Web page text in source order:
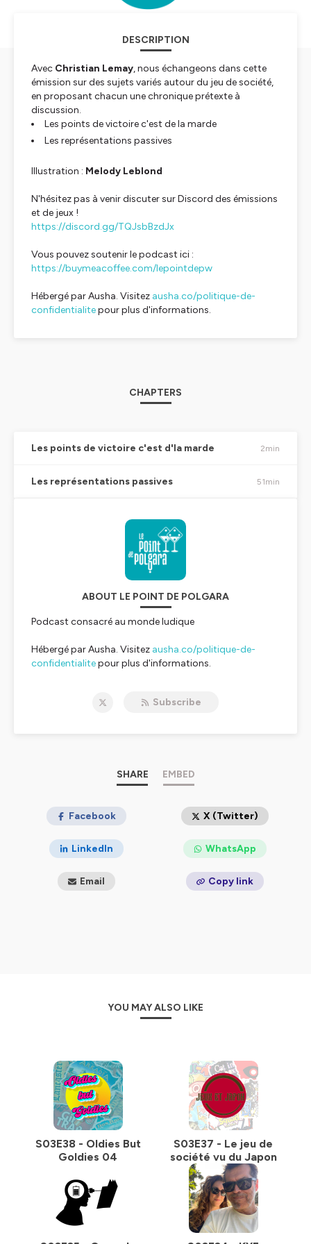
DESCRIPTION
Avec Christian Lemay, nous échangeons dans cette
émission sur des sujets variés autour du jeu de société,
en proposant chacun une chronique prétexte à
discussion.
Les points de victoire c'est de la marde
Les représentations passives
Illustration : Melody Leblond
N'hésitez pas à venir discuter sur Discord des émissions
et de jeux !
https://discord.gg/TQJsbBzdJx
Vous pouvez soutenir le podcast ici :
https://buymeacoffee.com/lepointdepw
Hébergé par Ausha. Visitez ausha.co/politique-de-
confidentialitepour plus d'informations.
CHAPTERS
Les points de victoire c'est d'la marde 2min
Les représentations passives 51min
ABOUT LE POINT DE POLGARA
Podcast consacré au monde ludique
Hébergé par Ausha. Visitez ausha.co/politique-de-
confidentialitepour plus d'informations.
Subscribe
SHARE EMBED
Facebook X (Twitter)
LinkedIn WhatsApp
Email Copy link
YOU MAY ALSO LIKE
S03E38 - Oldies But
Goldies 04
S03E37 - Le jeu de
société vu du Japon